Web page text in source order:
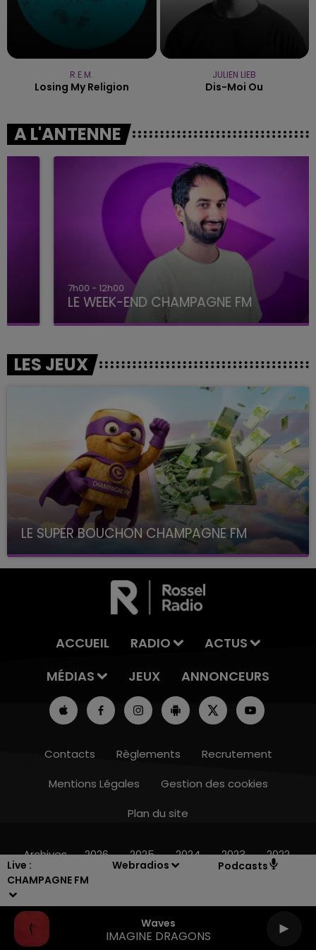
Live :
CHAMPAGNE FM
Webradios Podcasts
Waves
IMAGINE DRAGONS
7h00 - 12h00
R.E.M.
Losing My Religion
JULIEN LIEB
Dis-Moi Ou
A L'ANTENNE
7h00 - 12h00
LE WEEK-END CHAMPAGNE FM
LES JEUX
LE SUPER BOUCHON CHAMPAGNE FM
avec La Famille Champagne FM, à 8H10
ACCUEIL RADIO
ACTUS
MÉDIAS
JEUX ANNONCEURS
Contacts Règlements
Recrutement
Mentions Légales
Gestion des cookies
Plan du site
Archives 2026 2025 2024 2023 2022